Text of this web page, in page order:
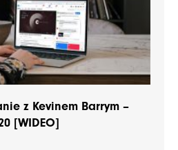
z Kevinem Barrym –
[WIDEO]